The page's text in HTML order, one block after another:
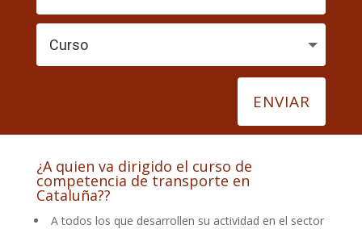
ENVIAR
¿A quien va dirigido el curso de
competencia de transporte en
Cataluña??
A todos los que desarrollen su actividad en el sector